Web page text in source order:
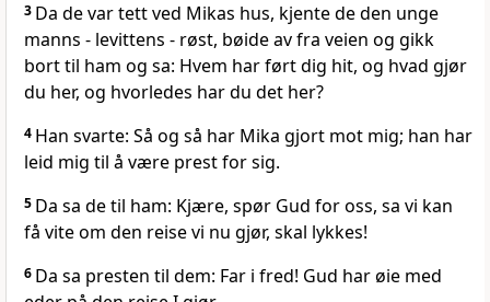
3 Da de var tett ved Mikas hus, kjente de den unge
manns - levittens - røst, bøide av fra veien og gikk
bort til ham og sa: Hvem har ført dig hit, og hvad gjør
du her, og hvorledes har du det her?
4 Han svarte: Så og så har Mika gjort mot mig; han har
leid mig til å være prest for sig.
5 Da sa de til ham: Kjære, spør Gud for oss, sa vi kan
få vite om den reise vi nu gjør, skal lykkes!
6 Da sa presten til dem: Far i fred! Gud har øie med